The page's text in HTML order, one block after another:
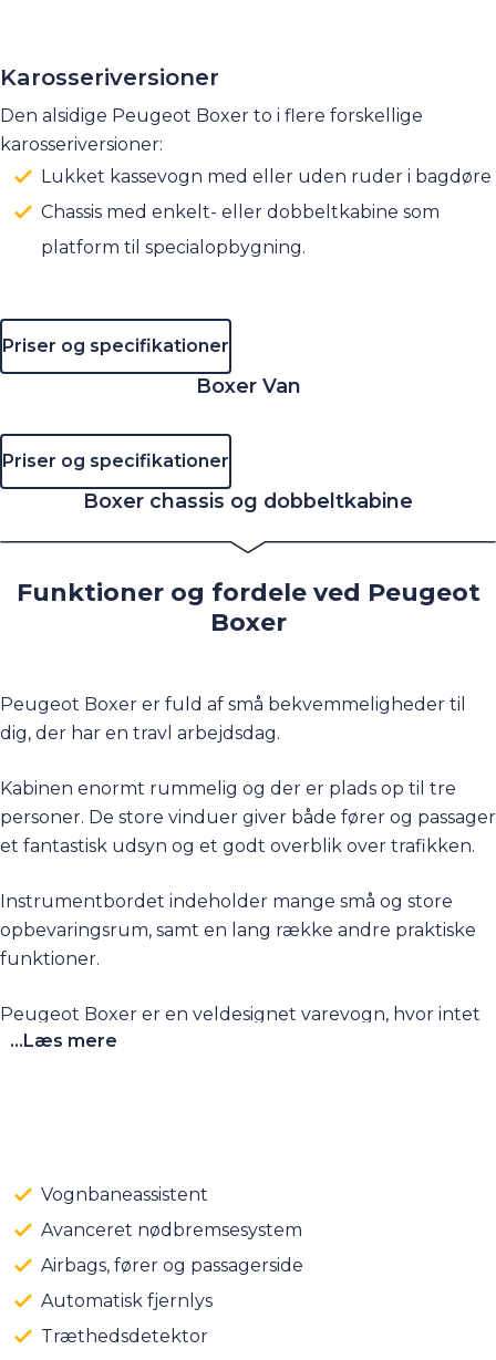
Karosseriversioner
Den alsidige Peugeot Boxer to i flere forskellige
karosseriversioner:
Lukket kassevogn med eller uden ruder i bagdøre
Chassis med enkelt- eller dobbeltkabine som
platform til specialopbygning.
Priser og specifikationer
Boxer Van
Priser og specifikationer
Boxer chassis og dobbeltkabine
Funktioner og fordele ved Peugeot
Boxer
Peugeot Boxer er fuld af små bekvemmeligheder til
dig, der har en travl arbejdsdag.
Kabinen enormt rummelig og der er plads op til tre
personer. De store vinduer giver både fører og passager
et fantastisk udsyn og et godt overblik over trafikken.
Instrumentbordet indeholder mange små og store
opbevaringsrum, samt en lang række andre praktiske
funktioner.
Peugeot Boxer er en veldesignet varevogn, hvor intet
er overladt til tilfældighederne.
...Læs mere
Vognbaneassistent
Avanceret nødbremsesystem
Airbags, fører og passagerside
Automatisk fjernlys
Træthedsdetektor